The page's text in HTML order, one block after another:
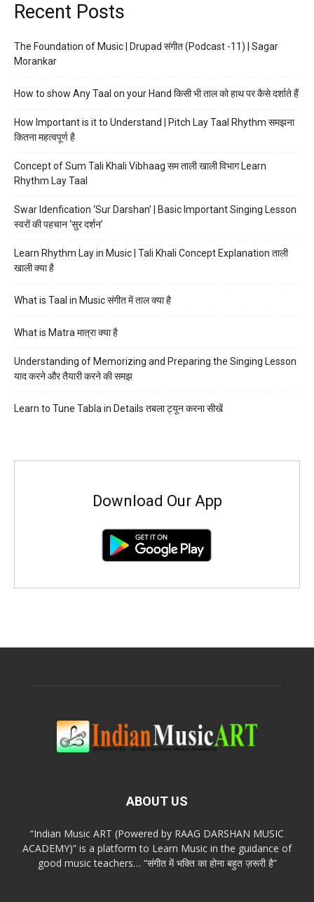
Recent Posts
The Foundation of Music | Drupad संगीत (Podcast -11) | Sagar
Morankar
How to show Any Taal on your Hand किसी भी ताल को हाथ पर कैसे दर्शाते हैं
How Important is it to Understand | Pitch Lay Taal Rhythm समझना
कितना महत्वपूर्ण है
Concept of Sum Tali Khali Vibhaag सम ताली खाली विभाग Learn
Rhythm Lay Taal
Swar Idenfication ‘Sur Darshan’ | Basic Important Singing Lesson
स्वरों की पहचान ‘सुर दर्शन’
Learn Rhythm Lay in Music | Tali Khali Concept Explanation ताली
खाली क्या है
What is Taal in Music संगीत में ताल क्या है
What is Matra मात्रा क्या है
Understanding of Memorizing and Preparing the Singing Lesson
याद करने और तैयारी करने की समझ
Learn to Tune Tabla in Details तबला ट्यून करना सीखें
Download Our App
ABOUT US
“Indian Music ART (Powered by RAAG DARSHAN MUSIC
ACADEMY)” is a platform to Learn Music in the guidance of
good music teachers… “संगीत में भक्ति का होना बहुत ज़रूरी है”